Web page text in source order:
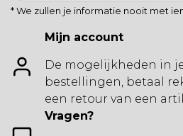
* We zullen je informatie nooit met
Mijn account
De mogelijkheden in
bestellingen, betaal
een retour van een
Vragen?